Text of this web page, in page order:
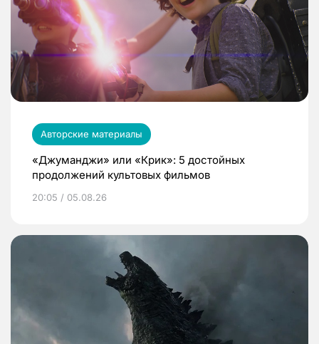
Авторские материалы
«Джуманджи» или «Крик»: 5 достойных
продолжений культовых фильмов
20:05 / 05.08.26